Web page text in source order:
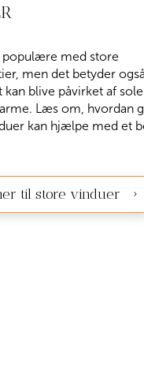
populære med store
men det betyder
kan blive påvirket af
Læs om, hvordan
kan hjælpe med et
til store vinduer